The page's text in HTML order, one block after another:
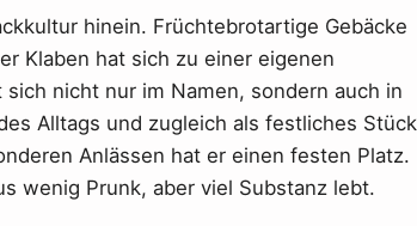
hinein. Früchtebrotartige Gebäcke
Klaben hat sich zu einer eigenen
nicht nur im Namen, sondern auch in
Alltags und zugleich als festliches Stück
Anlässen hat er einen festen Platz.
wenig Prunk, aber viel Substanz lebt.